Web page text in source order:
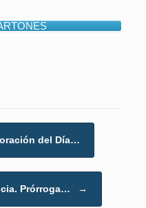
del Día…
Prórroga… →